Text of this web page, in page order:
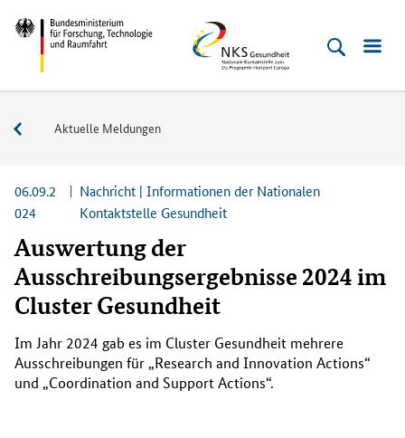
Direkt
zum
Inhalt
(Eingabetaste)
Direkt
zum
Hauptmenu
(Eingabetaste)
Direkt
zur
Suche
(Eingabetaste)
Direkt
zur
Fußleiste
(Enter)
Bundesministerium
und
NKS
Gesundheit
Service
Aktuelle Meldungen
06.09.2
024
Nachricht | Informationen der Nationalen
Kontaktstelle Gesundheit
Auswertung der
Ausschreibungsergebnisse 2024 im
Cluster Gesundheit
Im Jahr 2024 gab es im Cluster Gesundheit mehrere
Ausschreibungen für „Research and Innovation Actions“
und „Coordination and Support Actions“.